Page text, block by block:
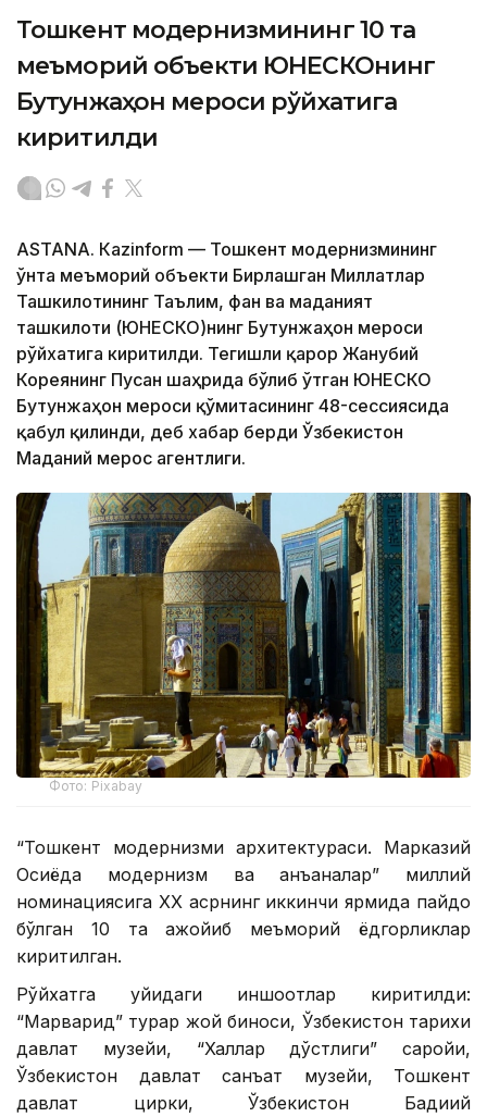
Тошкент модернизмининг 10 та
меъморий объекти ЮНEСКОнинг
Бутунжаҳон мероси рўйхатига
киритилди
ASTANА. Кazinform — Тошкент модернизмининг
ўнта меъморий объекти Бирлашган Миллатлар
Ташкилотининг Таълим, фан ва маданият
ташкилоти (ЮНEСКО)нинг Бутунжаҳон мероси
рўйхатига киритилди. Тегишли қарор Жанубий
Кореянинг Пусан ​​шаҳрида бўлиб ўтган ЮНEСКО
Бутунжаҳон мероси қўмитасининг 48-сессиясида
қабул қилинди, деб хабар берди Ўзбекистон
Маданий мерос агентлиги.
Фото: Pixabay
“Тошкент модернизми архитектураси. Марказий
Осиёда модернизм ва анъаналар” миллий
номинациясига ХХ асрнинг иккинчи ярмида пайдо
бўлган 10 та ажойиб меъморий ёдгорликлар
киритилган.
Рўйхатга қуйидаги иншоотлар киритилди:
“Марварид” турар жой биноси, Ўзбекистон тарихи
давлат музейи, “Халқлар дўстлиги” саройи,
Ўзбекистон давлат санъат музейи, Тошкент
давлат цирки, Ўзбекистон Бадиий